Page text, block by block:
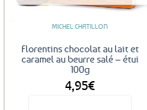
MICHEL CHATILLON
Florentins chocolat au lait et
caramel au beurre salé – étui
100g
4,95€